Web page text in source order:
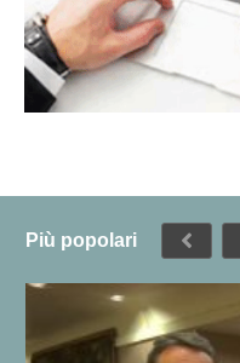
Più popolari